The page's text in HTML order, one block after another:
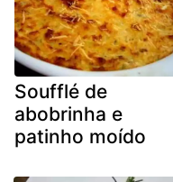
Soufflé de
abobrinha e
patinho moído